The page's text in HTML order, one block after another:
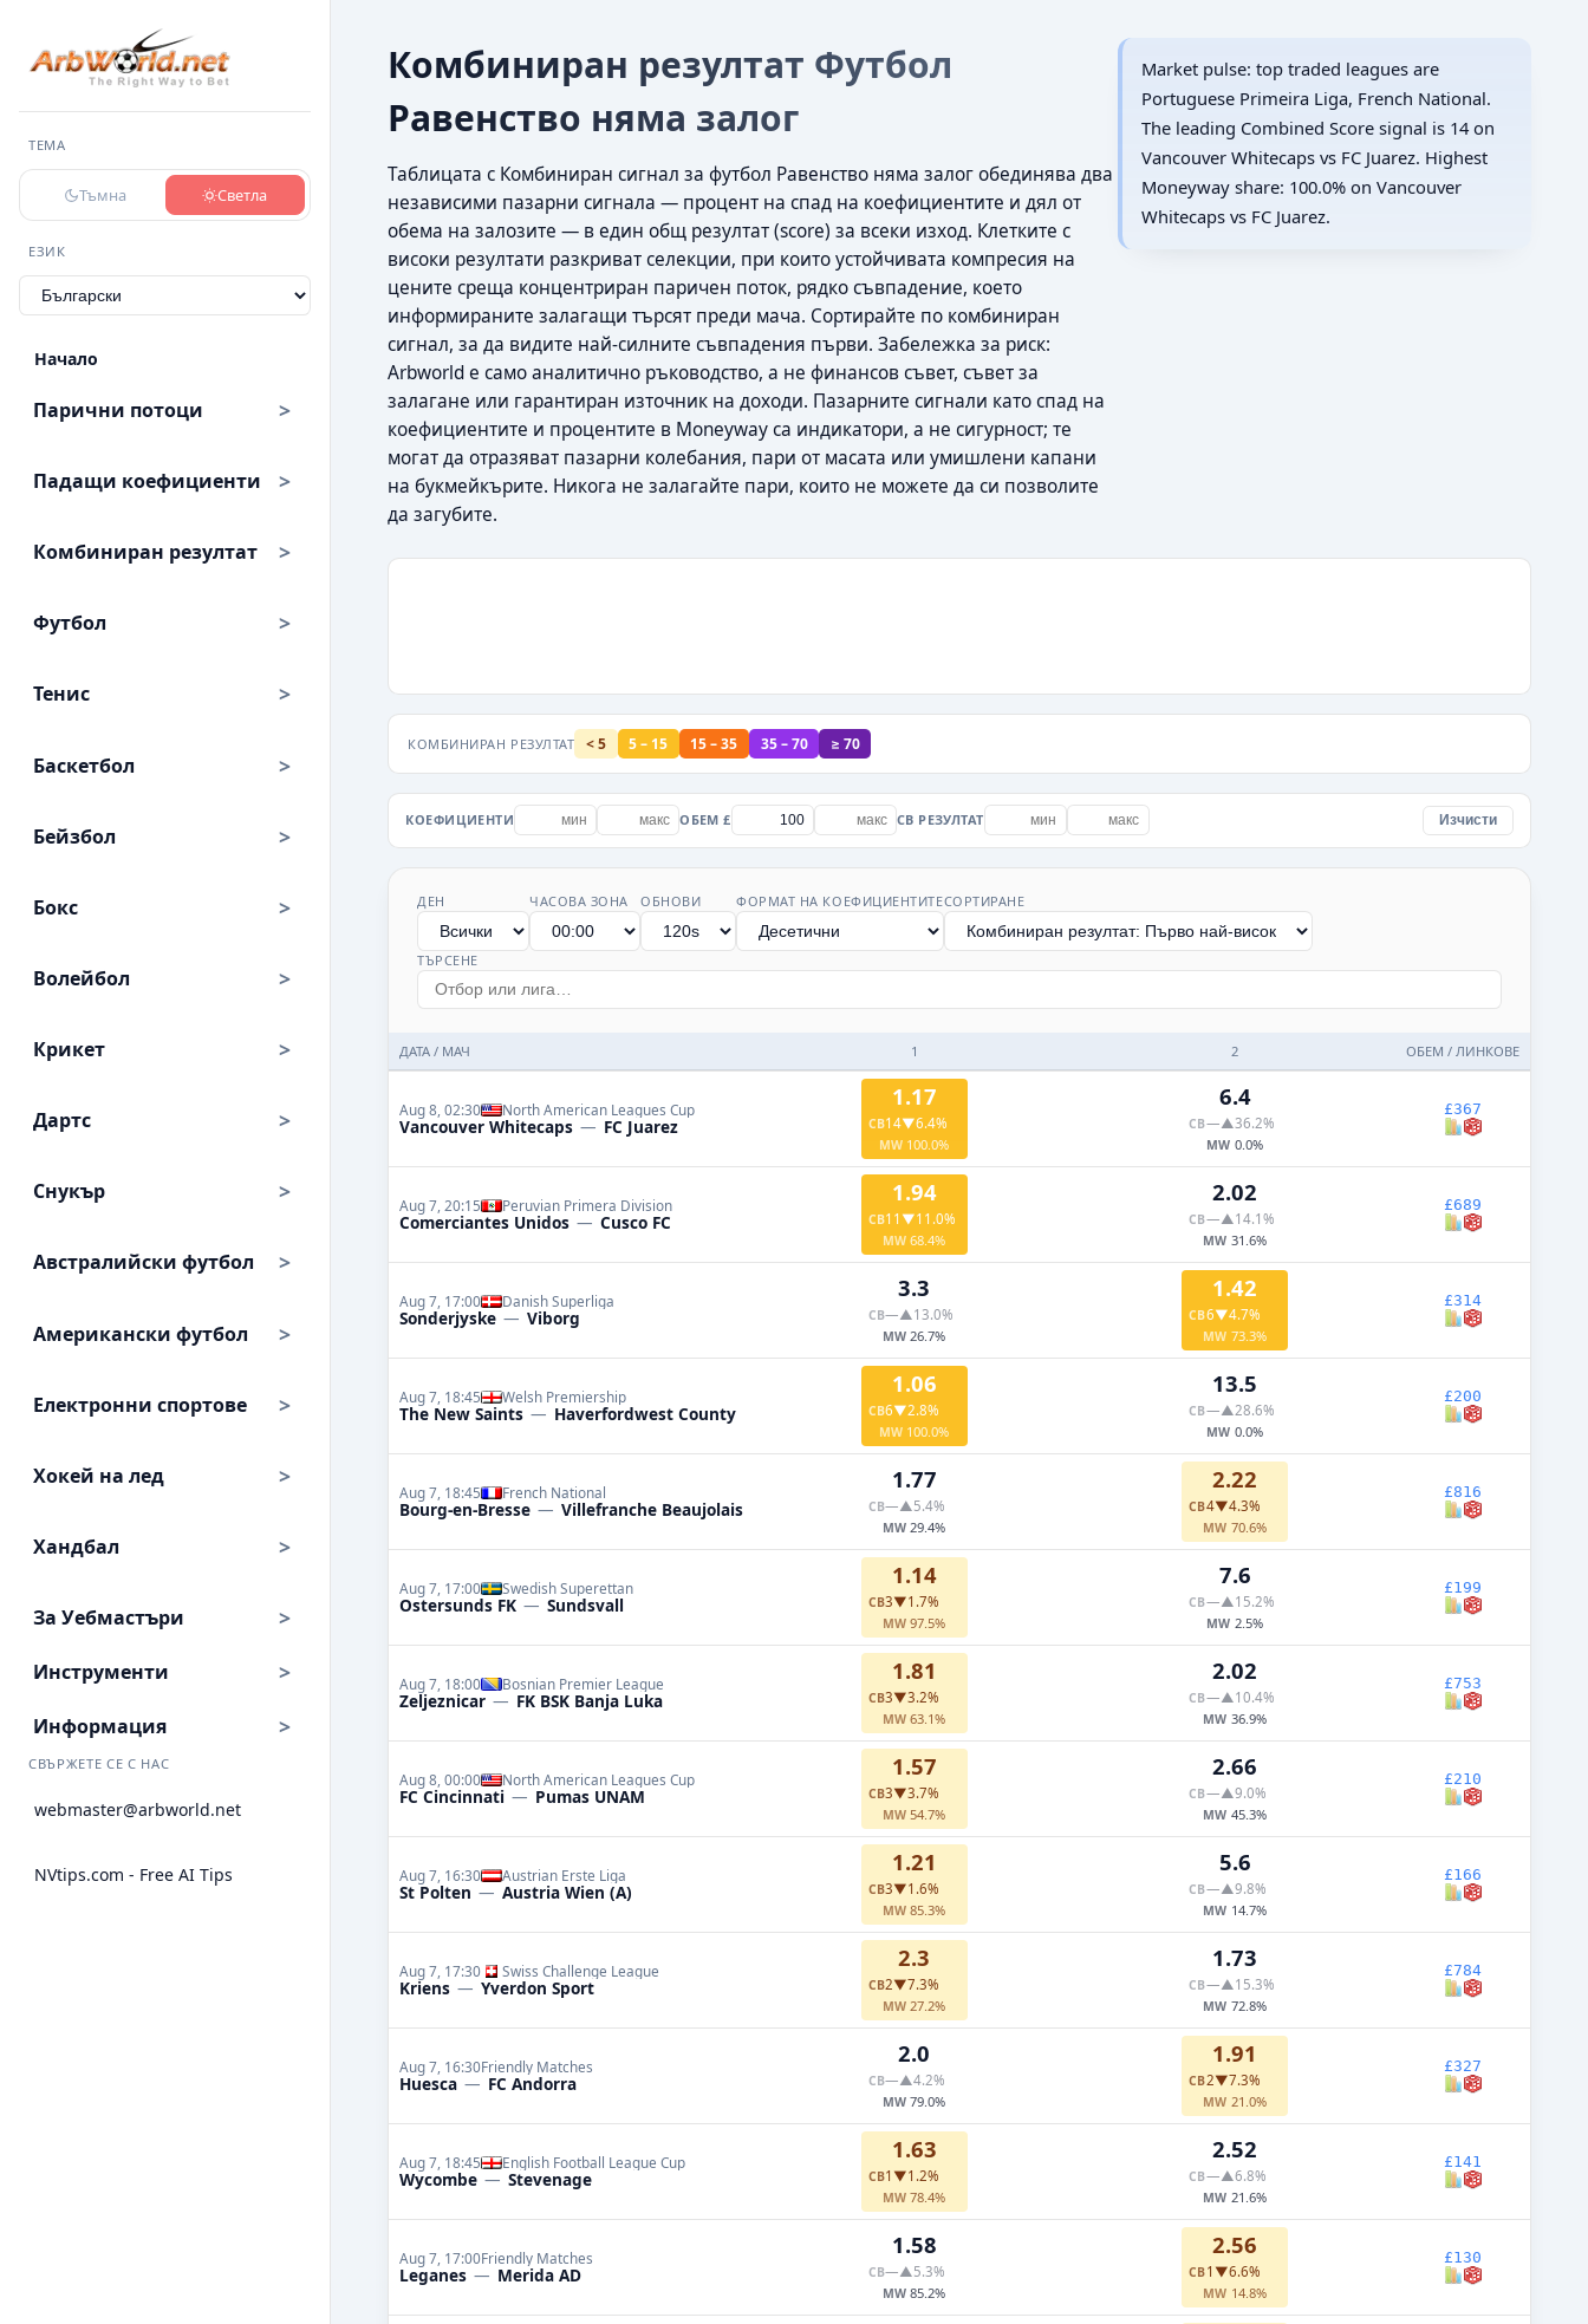
ТЕМА
Тъмна Светла
ЕЗИК
Начало
Парични потоци
Падащи коефициенти
Комбиниран резултат
Футбол
Тенис
Баскетбол
Бейзбол
Бокс
Волейбол
Крикет
Дартс
Снукър
Австралийски футбол
Американски футбол
Електронни спортове
Хокей на лед
Хандбал
За Уебмастъри
Инструменти
Информация
СВЪРЖЕТЕ СЕ С НАС
webmaster@arbworld.net
NVtips.com - Free AI Tips
Комбиниран резултат Футбол
Равенство няма залог
Таблицата с Комбиниран сигнал за футбол Равенство няма залог обединява два
независими пазарни сигнала — процент на спад на коефициентите и дял от
обема на залозите — в един общ резултат (score) за всеки изход. Клетките с
високи резултати разкриват селекции, при които устойчивата компресия на
цените среща концентриран паричен поток, рядко съвпадение, което
информираните залагащи търсят преди мача. Сортирайте по комбиниран
сигнал, за да видите най-силните съвпадения първи. Забележка за риск:
Arbworld е само аналитично ръководство, а не финансов съвет, съвет за
залагане или гарантиран източник на доходи. Пазарните сигнали като спад на
коефициентите и процентите в Moneyway са индикатори, а не сигурност; те
могат да отразяват пазарни колебания, пари от масата или умишлени капани
на букмейкърите. Никога не залагайте пари, които не можете да си позволите
да загубите.
Market pulse: top traded leagues are
Portuguese Primeira Liga, French National.
The leading Combined Score signal is 14 on
Vancouver Whitecaps vs FC Juarez. Highest
Moneyway share: 100.0% on Vancouver
Whitecaps vs FC Juarez.
КОМБИНИРАН РЕЗУЛТАТ < 5 5 – 15 15 – 35 35 – 70 ≥ 70
КОЕФИЦИЕНТИ ОБЕМ £ CB РЕЗУЛТАТ Изчисти
ДЕН ЧАСОВА ЗОНА ОБНОВИ ФОРМАТ НА КОЕФИЦИЕНТИТЕСОРТИРАНЕ
ТЪРСЕНЕ
ДАТА / МАЧ 1 2 ОБЕМ / ЛИНКОВЕ
Aug 8, 02:30 North American Leagues Cup
Vancouver Whitecaps — FC Juarez
1.17
CB14▼6.4%
MW 100.0%
6.4
CB—▲36.2%
MW 0.0%
£367
Aug 7, 20:15 Peruvian Primera Division
Comerciantes Unidos — Cusco FC
1.94
CB11▼11.0%
MW 68.4%
2.02
CB—▲14.1%
MW 31.6%
£689
Aug 7, 17:00 Danish Superliga
Sonderjyske — Viborg
3.3
CB—▲13.0%
MW 26.7%
1.42
CB6▼4.7%
MW 73.3%
£314
Aug 7, 18:45 Welsh Premiership
The New Saints — Haverfordwest County
1.06
CB6▼2.8%
MW 100.0%
13.5
CB—▲28.6%
MW 0.0%
£200
Aug 7, 18:45 French National
Bourg-en-Bresse — Villefranche Beaujolais
1.77
CB—▲5.4%
MW 29.4%
2.22
CB4▼4.3%
MW 70.6%
£816
Aug 7, 17:00 Swedish Superettan
Ostersunds FK — Sundsvall
1.14
CB3▼1.7%
MW 97.5%
7.6
CB—▲15.2%
MW 2.5%
£199
Aug 7, 18:00 Bosnian Premier League
Zeljeznicar — FK BSK Banja Luka
1.81
CB3▼3.2%
MW 63.1%
2.02
CB—▲10.4%
MW 36.9%
£753
Aug 8, 00:00 North American Leagues Cup
FC Cincinnati — Pumas UNAM
1.57
CB3▼3.7%
MW 54.7%
2.66
CB—▲9.0%
MW 45.3%
£210
Aug 7, 16:30 Austrian Erste Liga
St Polten — Austria Wien (A)
1.21
CB3▼1.6%
MW 85.3%
5.6
CB—▲9.8%
MW 14.7%
£166
Aug 7, 17:30 Swiss Challenge League
Kriens — Yverdon Sport
2.3
CB2▼7.3%
MW 27.2%
1.73
CB—▲15.3%
MW 72.8%
£784
Aug 7, 16:30Friendly Matches
Huesca — FC Andorra
2.0
CB—▲4.2%
MW 79.0%
1.91
CB2▼7.3%
MW 21.0%
£327
Aug 7, 18:45 English Football League Cup
Wycombe — Stevenage
1.63
CB1▼1.2%
MW 78.4%
2.52
CB—▲6.8%
MW 21.6%
£141
Aug 7, 17:00Friendly Matches
Leganes — Merida AD
1.58
CB—▲5.3%
MW 85.2%
2.56
CB1 ▼6.6%
MW 14.8%
£130